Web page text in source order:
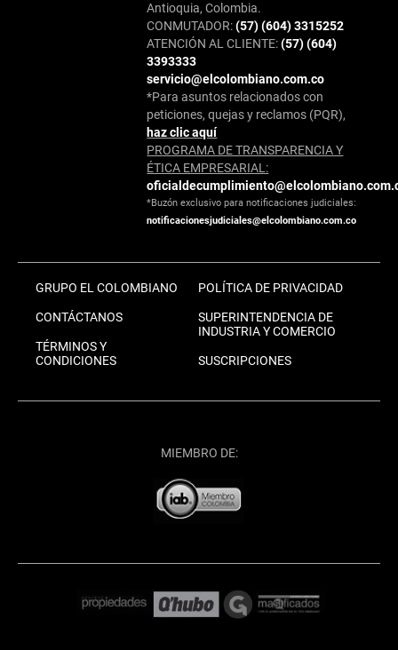
Antioquia, Colombia.
CONMUTADOR:(57) (604) 3315252
ATENCIÓN AL CLIENTE:(57) (604)
3393333
servicio@elcolombiano.com.co
*Para asuntos relacionados con
peticiones, quejas y reclamos (PQR),
haz clic aquí
PROGRAMA DE TRANSPARENCIA Y
ÉTICA EMPRESARIAL:
*Buzón exclusivo para notificaciones judiciales:
notificacionesjudiciales@elcolombiano.com.co
GRUPO EL COLOMBIANO
CONTÁCTANOS
TÉRMINOS Y
CONDICIONES
POLÍTICA DE PRIVACIDAD
SUPERINTENDENCIA DE
INDUSTRIA Y COMERCIO
SUSCRIPCIONES
MIEMBRO DE: